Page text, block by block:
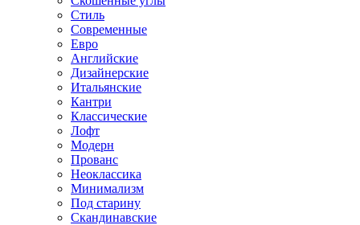
Стиль
Современные
Евро
Английские
Дизайнерские
Итальянские
Кантри
Классические
Лофт
Модерн
Прованс
Неоклассика
Минимализм
Под старину
Скандинавские